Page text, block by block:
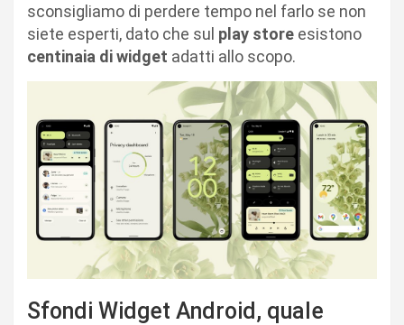
sconsigliamo di perdere tempo nel farlo se non
siete esperti, dato che sul play store esistono
centinaia di widget adatti allo scopo.
Sfondi Widget Android, quale